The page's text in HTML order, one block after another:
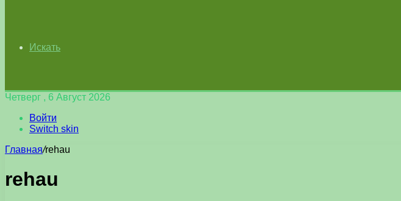
Искать
Четверг , 6 Август 2026
Войти
Switch skin
Главная/rehau
rehau